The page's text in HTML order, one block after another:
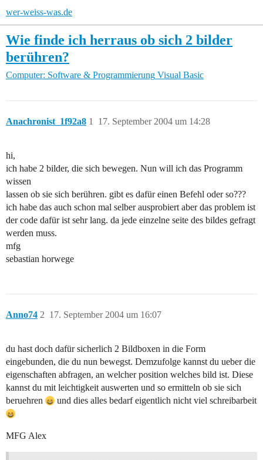
wer-weiss-was.de
Wie finde ich herraus ob sich 2 bilder
berühren?
Computer: Software & Programmierung Visual Basic
Anachronist_1f92a8 17. September 2004 um 14:28
1
hi,
ich habe 2 bilder, die sich bewegen. Nun will ich das Programm
wissen
lassen ob sie sich berühren. gibt es dafür einen Befehl oder so???
ich habe das auch schon mal selber ausprobiert aber das problem ist
der code dafür ist sehr lang. da jede einzelne seite des bildes gefragt
werden muss.
mfg
sebastian horwege
Anno74 17. September 2004 um 16:07
2
du hast doch dafür sicherlich 2 Bildboxen in die Form
eingebunden, die du nun bewegst. Demzufolge kannst du ueber die
eigenschaften abfragen, an welcher position welches bild ist. Diese
kannst du mit leichtigkeit auswerten und so ermitteln ob sie sich
beruehren
und dies alles bedarf eigentlich nicht viel schreibarbeit
MFG Alex